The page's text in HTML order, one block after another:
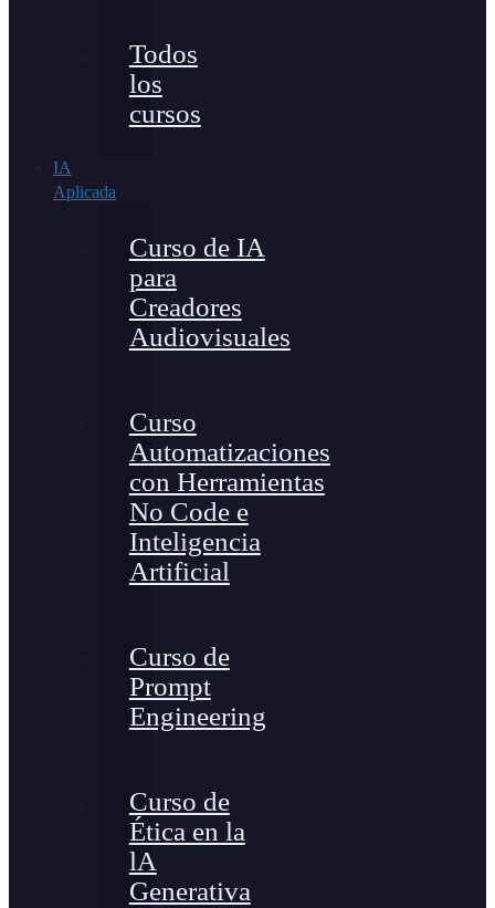
Todos
los
cursos
IA
Aplicada
Curso de IA
para
Creadores
Audiovisuales
Curso
Automatizaciones
con Herramientas
No Code e
Inteligencia
Artificial
Curso de
Prompt
Engineering
Curso de
Ética en la
lA
Generativa